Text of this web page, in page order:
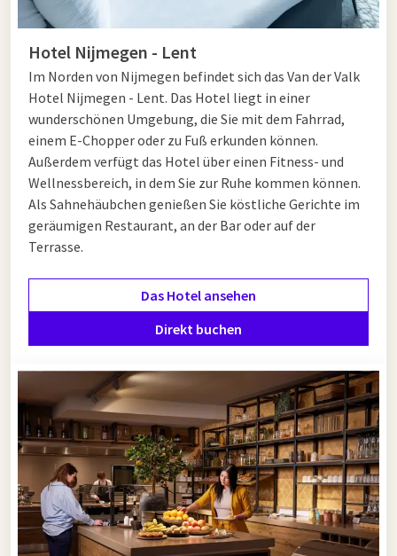
Hotel Nijmegen - Lent
Im Norden von Nijmegen befindet sich das Van der Valk
Hotel Nijmegen - Lent. Das Hotel liegt in einer
wunderschönen Umgebung, die Sie mit dem Fahrrad,
einem E-Chopper oder zu Fuß erkunden können.
Außerdem verfügt das Hotel über einen Fitness- und
Wellnessbereich, in dem Sie zur Ruhe kommen können.
Als Sahnehäubchen genießen Sie köstliche Gerichte im
geräumigen Restaurant, an der Bar oder auf der
Terrasse.
Das Hotel ansehen
Direkt buchen